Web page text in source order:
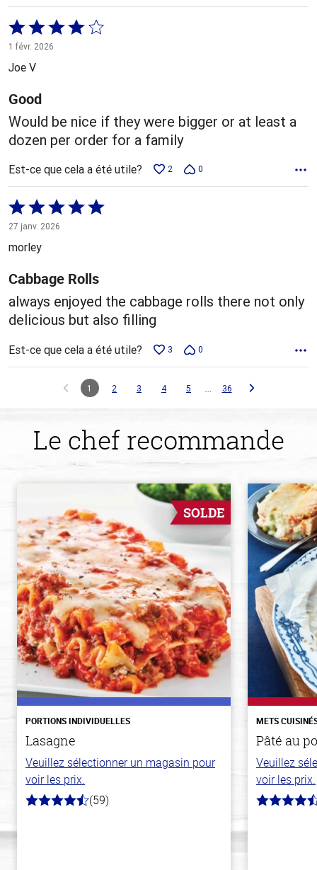
Coté
4 sur
5
1 févr. 2026
Joe V
Good
Would be nice if they were bigger or at least a
dozen per order for a family
Est-ce que cela a été utile? 2 0
Coté
5 sur
27 janv. 2026
morley
Cabbage Rolls
always enjoyed the cabbage rolls there not only
delicious but also filling
Est-ce que cela a été utile? 3 0
1 2 3 4 5 … 36
Le chef recommande
SOLDE
PORTIONS INDIVIDUELLES
Lasagne
Veuillez sélectionner un magasin pour
voir les prix.
4.3
(59)
METS
Pâté au
Veuillez
voir les prix.
4.3